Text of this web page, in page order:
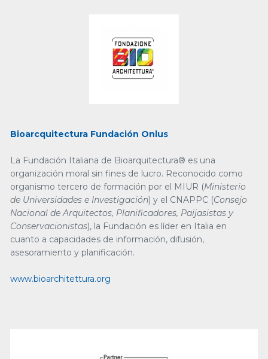
Bioarcquitectura Fundación Onlus
La Fundación Italiana de Bioarquitectura® es una
organización moral sin fines de lucro. Reconocido como
organismo tercero de formación por el MIUR (Ministerio
de Universidades e Investigación) y el CNAPPC (Consejo
Nacional de Arquitectos, Planificadores, Paijasistas y
Conservacionistas), la Fundación es líder en Italia en
cuanto a capacidades de información, difusión,
asesoramiento y planificación.
www.bioarchitettura.org